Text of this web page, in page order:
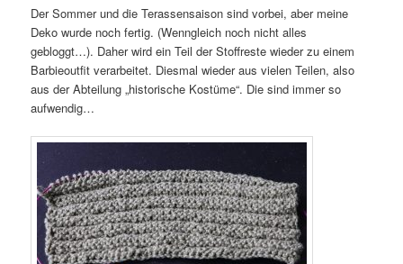
Der Sommer und die Terassensaison sind vorbei, aber meine
Deko wurde noch fertig. (Wenngleich noch nicht alles
gebloggt…). Daher wird ein Teil der Stoffreste wieder zu einem
Barbieoutfit verarbeitet. Diesmal wieder aus vielen Teilen, also
aus der Abteilung „historische Kostüme“. Die sind immer so
aufwendig…